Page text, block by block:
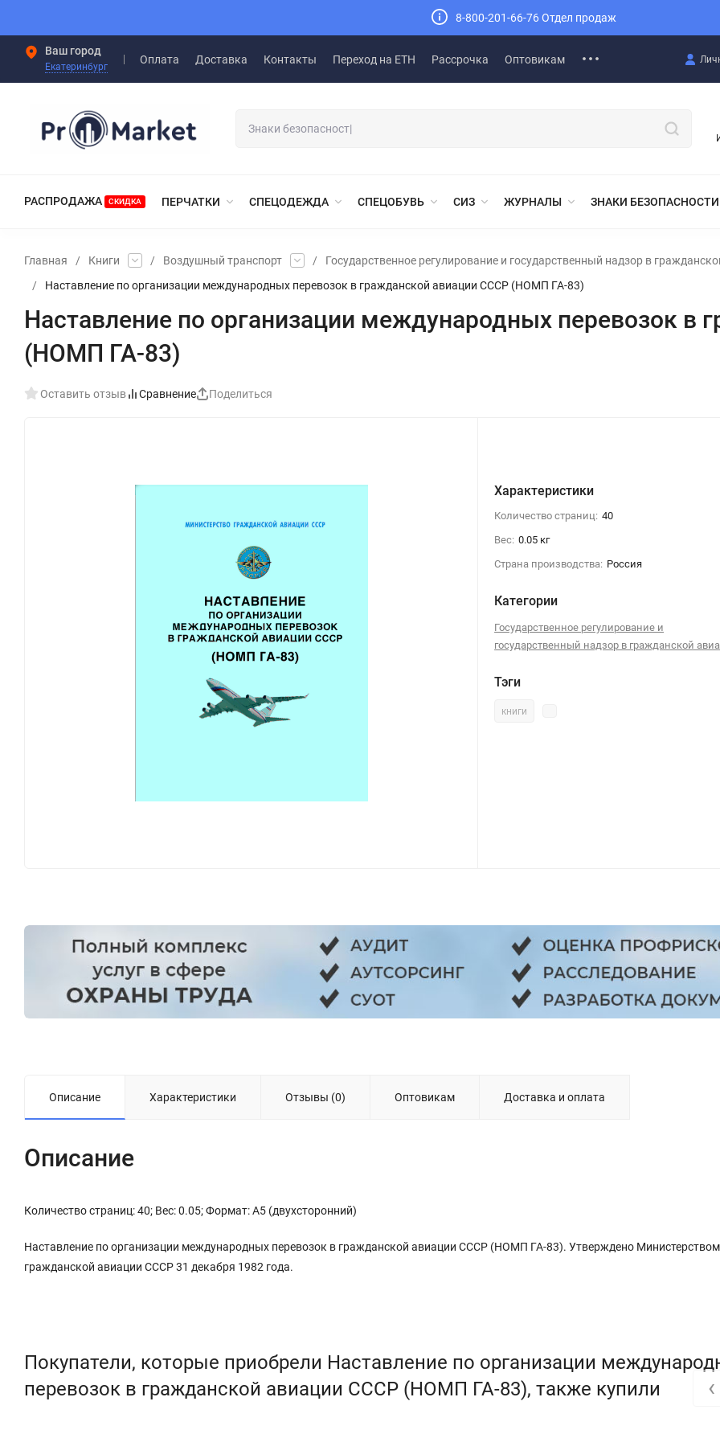
8-800-201-66-76 Отдел продаж
Ваш город
Екатеринбург
Оплата Доставка Контакты Переход на ЕТН Рассрочка Оптовикам
РАСПРОДАЖА СКИДКА ПЕРЧАТКИ СПЕЦОДЕЖДА СПЕЦОБУВЬ СИЗ ЖУРНАЛЫ ЗНАКИ БЕЗОПАСНОСТИ
Главная / Книги / Воздушный транспорт /
Государственное регулирование и государственный надзор в
/
Наставление по организации международных перевозок в гражданской авиации СССР (НОМП ГА-83)
Наставление по организации международных перевозок в
(НОМП ГА-83)
Оставить отзыв Сравнение Поделиться
Характеристики
Количество страниц: 40
Вес: 0.05 кг
Страна производства: Россия
Категории
Государственное регулирование и
государственный надзор в гражданской
Тэги
книги
Описание Характеристики Отзывы (0) Оптовикам Доставка и оплата
Описание
Количество страниц: 40; Вес: 0.05; Формат: А5 (двухсторонний)
Наставление по организации международных перевозок в гражданской авиации СССР (НОМП ГА-83). Утверждено Министерством
гражданской авиации СССР 31 декабря 1982 года.
Покупатели, которые приобрели Наставление по организации
перевозок в гражданской авиации СССР (НОМП ГА-83), также купили
‹